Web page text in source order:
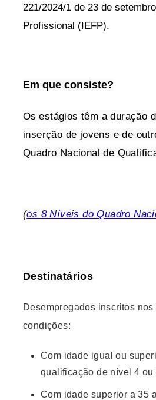
221/2024/1 de 23 de
Profissional (IEFP).
Em que consiste?
Os estágios têm a duração
inserção de jovens e de
Quadro Nacional de
(os 8 Níveis do Quadro
Destinatários
Desempregados inscritos
condições:
Com idade igual ou
qualificação de nível 4 ou
Com idade superior a 35